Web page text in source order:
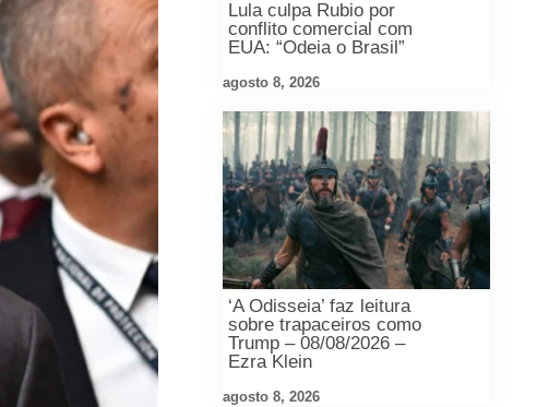
Lula culpa Rubio por
conflito comercial com
EUA: “Odeia o Brasil”
agosto 8, 2026
‘A Odisseia’ faz leitura
sobre trapaceiros como
Trump – 08/08/2026 –
Ezra Klein
agosto 8, 2026